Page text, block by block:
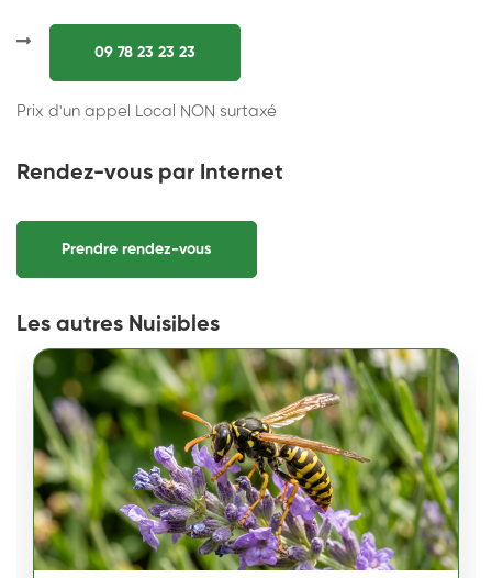
09 78 23 23 23
Prix d'un appel Local NON surtaxé
Rendez-vous par Internet
Prendre rendez-vous
Les autres Nuisibles